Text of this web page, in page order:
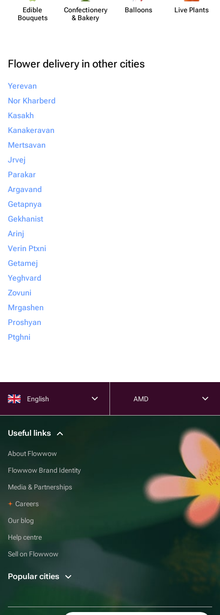
Edible
Bouquets
Confect​ionery
& Bakery
Balloons Live Plants
Flower delivery in other cities
Yerevan
Nor Kharberd
Kasakh
Kanakeravan
Mertsavan
Jrvej
Parakar
Argavand
Getapnya
Gekhanist
Arinj
Verin Ptxni
Getamej
Yeghvard
Zovuni
Mrgashen
Proshyan
Ptghni
English AMD
Useful links
About Flowwow
Flowwow Brand Identity
Media & Partnerships
Careers
Our blog
Help centre
Sell on Flowwow
Popular cities